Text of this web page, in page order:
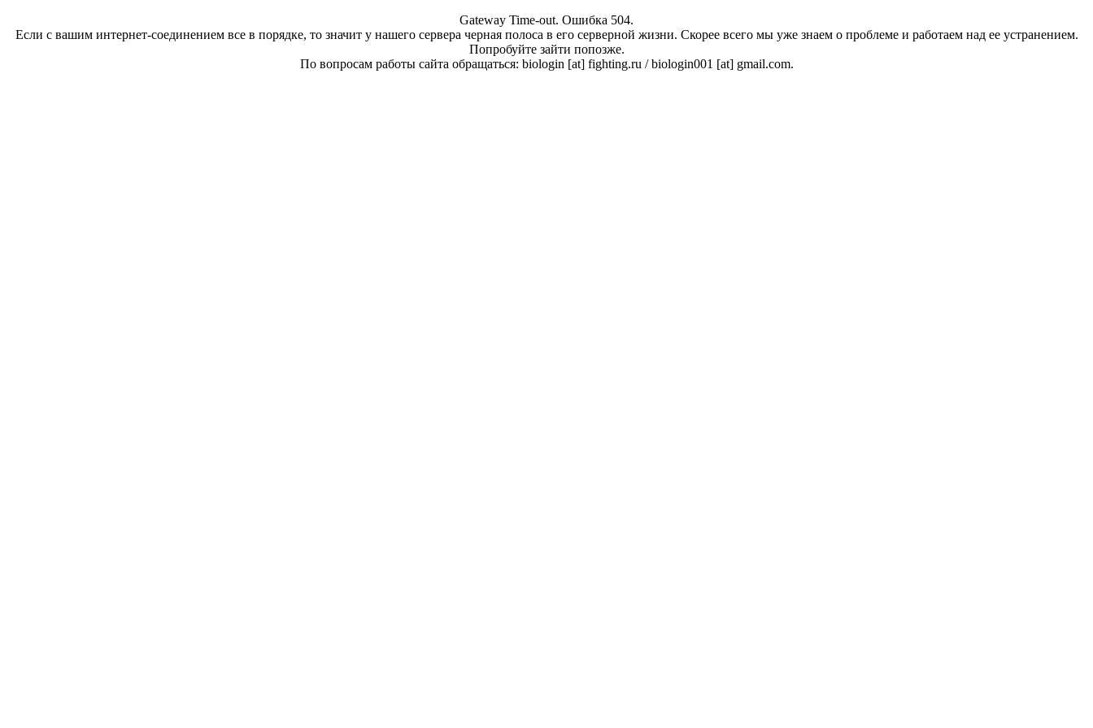
Gateway Time-out. Ошибка 504.
Если с вашим интернет-соединением все в порядке, то значит у нашего сервера черная полоса в его серверной жизни. Скорее всего мы уже знаем о проблеме и работаем над ее устранением.
Попробуйте зайти попозже.
По вопросам работы сайта обращаться: biologin [at] fighting.ru / biologin001 [at] gmail.com.